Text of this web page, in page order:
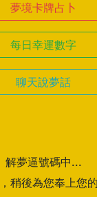
夢境卡牌占卜
每日幸運數字
聊天說夢話
解夢逼號碼中...
稍後為您奉上您